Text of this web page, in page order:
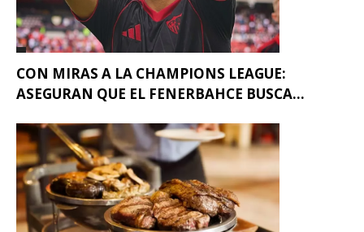
CON MIRAS A LA CHAMPIONS LEAGUE:
ASEGURAN QUE EL FENERBAHCE BUSCA...